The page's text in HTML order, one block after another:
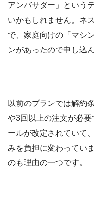
アンバサダー」という
いかもしれません。ネ
で、家庭向けの「マシ
ンがあったので申し込
以前のプランでは解約
や3回以上の注文が必
ールが改定されていて
みを負担に変わってい
のも理由の一つです。